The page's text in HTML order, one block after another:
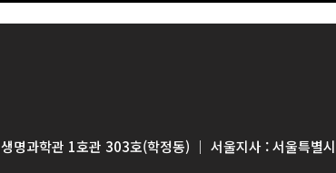
명과학관 1호관 303호(학정동) ｜ 서울지사 : 서울특별